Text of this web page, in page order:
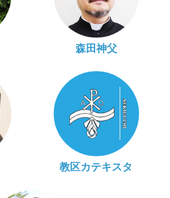
森田神父
教区カテキスタ